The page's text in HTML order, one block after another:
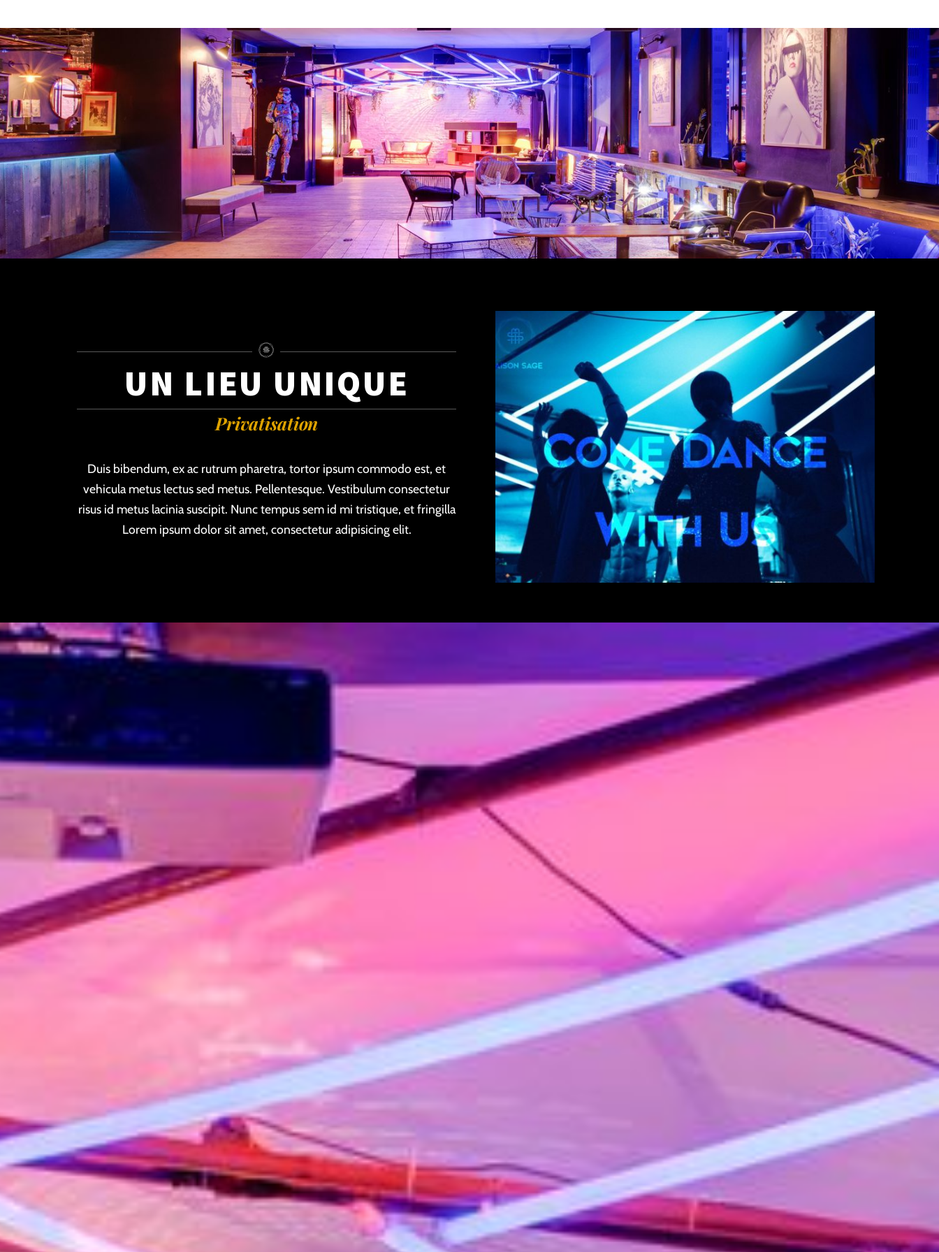
UN LIEU UNIQUE
Privatisation
Duis bibendum, ex ac rutrum pharetra, tortor ipsum commodo est, et
vehicula metus lectus sed metus. Pellentesque. Vestibulum consectetur
risus id metus lacinia suscipit. Nunc tempus sem id mi tristique, et fringilla
Lorem ipsum dolor sit amet, consectetur adipisicing elit.